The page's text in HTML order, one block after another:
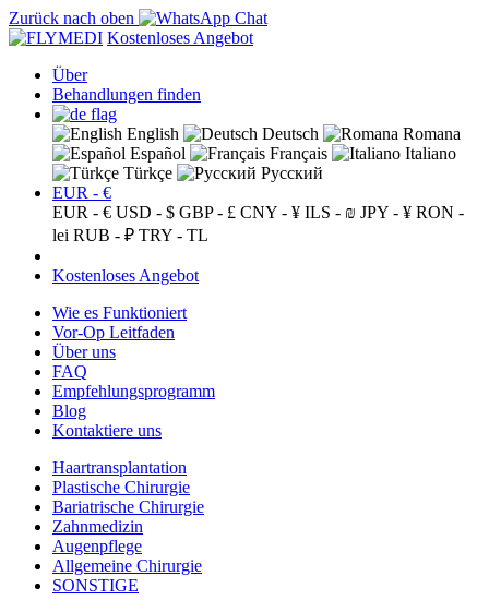
Zurück nach oben
Kostenloses Angebot
Über
Behandlungen finden
English Deutsch
Romana
Español
Français
Italiano
Türkçe
Русский
EUR - €
EUR - € USD - $ GBP - £ CNY - ¥ ILS - ₪ JPY - ¥ RON -
lei RUB - ₽ TRY - TL
Kostenloses Angebot
Wie es Funktioniert
Vor-Op Leitfaden
Über uns
FAQ
Empfehlungsprogramm
Blog
Kontaktiere uns
Haartransplantation
Plastische Chirurgie
Bariatrische Chirurgie
Zahnmedizin
Augenpflege
Allgemeine Chirurgie
SONSTIGE